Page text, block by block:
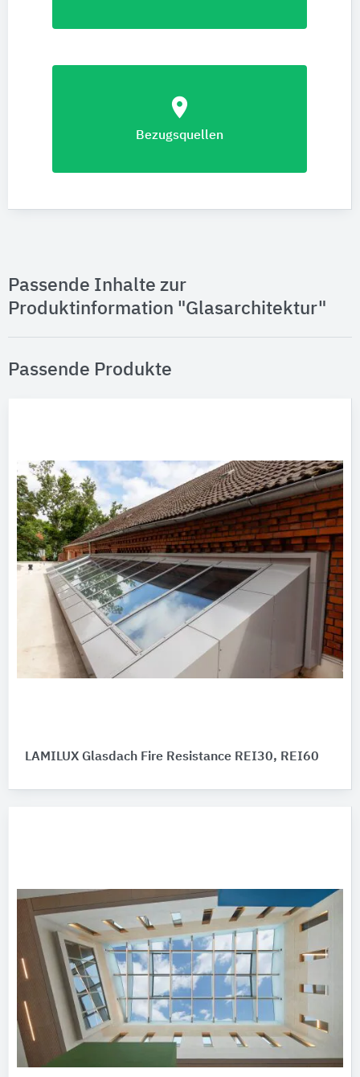
location_on
Bezugsquellen
Passende Inhalte zur
Produktinformation "Glasarchitektur"
Passende Produkte
LAMILUX Glasdach Fire Resistance REI30, REI60